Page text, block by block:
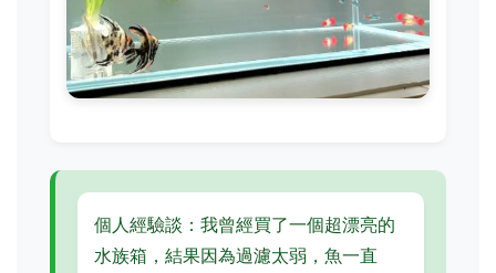
個人經驗談：我曾經買了一個超漂亮的
水族箱，結果因為過濾太弱，魚一直